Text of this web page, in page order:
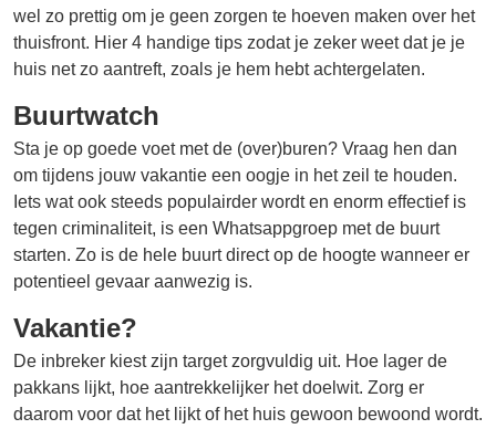
wel zo prettig om je geen zorgen te hoeven maken over het
thuisfront. Hier 4 handige tips zodat je zeker weet dat je je
huis net zo aantreft, zoals je hem hebt achtergelaten.
Buurtwatch
Sta je op goede voet met de (over)buren? Vraag hen dan
om tijdens jouw vakantie een oogje in het zeil te houden.
Iets wat ook steeds populairder wordt en enorm effectief is
tegen criminaliteit, is een Whatsappgroep met de buurt
starten. Zo is de hele buurt direct op de hoogte wanneer er
potentieel gevaar aanwezig is.
Vakantie?
De inbreker kiest zijn target zorgvuldig uit. Hoe lager de
pakkans lijkt, hoe aantrekkelijker het doelwit. Zorg er
daarom voor dat het lijkt of het huis gewoon bewoond wordt.